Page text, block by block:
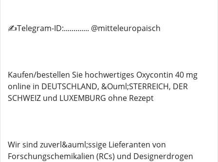
✍️Telegram-ID:............. @mitteleuropaisch
Kaufen/bestellen Sie hochwertiges Oxycontin 40 mg
online in DEUTSCHLAND, &Ouml;STERREICH, DER
SCHWEIZ und LUXEMBURG ohne Rezept
Wir sind zuverl&auml;ssige Lieferanten von
Forschungschemikalien (RCs) und Designerdrogen